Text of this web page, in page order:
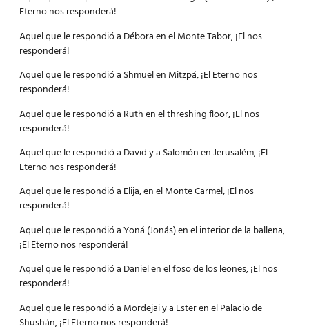
Eterno nos responderá!
Aquel que le respondió a Débora en el Monte Tabor, ¡El nos
responderá!
Aquel que le respondió a Shmuel en Mitzpá, ¡El Eterno nos
responderá!
Aquel que le respondió a Ruth en el threshing floor, ¡El nos
responderá!
Aquel que le respondió a David y a Salomón en Jerusalém, ¡El
Eterno nos responderá!
Aquel que le respondió a Elija, en el Monte Carmel, ¡El nos
responderá!
Aquel que le respondió a Yoná (Jonás) en el interior de la ballena,
¡El Eterno nos responderá!
Aquel que le respondió a Daniel en el foso de los leones, ¡El nos
responderá!
Aquel que le respondió a Mordejai y a Ester en el Palacio de
Shushán, ¡El Eterno nos responderá!